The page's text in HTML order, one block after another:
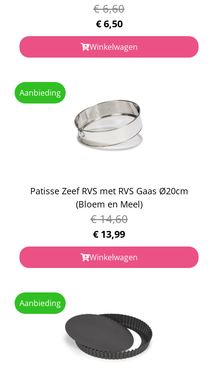
€6,60
€6,50
Winkelwagen
Aanbieding
Patisse Zeef RVS met RVS Gaas Ø20cm
(Bloem en Meel)
€14,60
€ 13,99
Winkelwagen
Aanbieding